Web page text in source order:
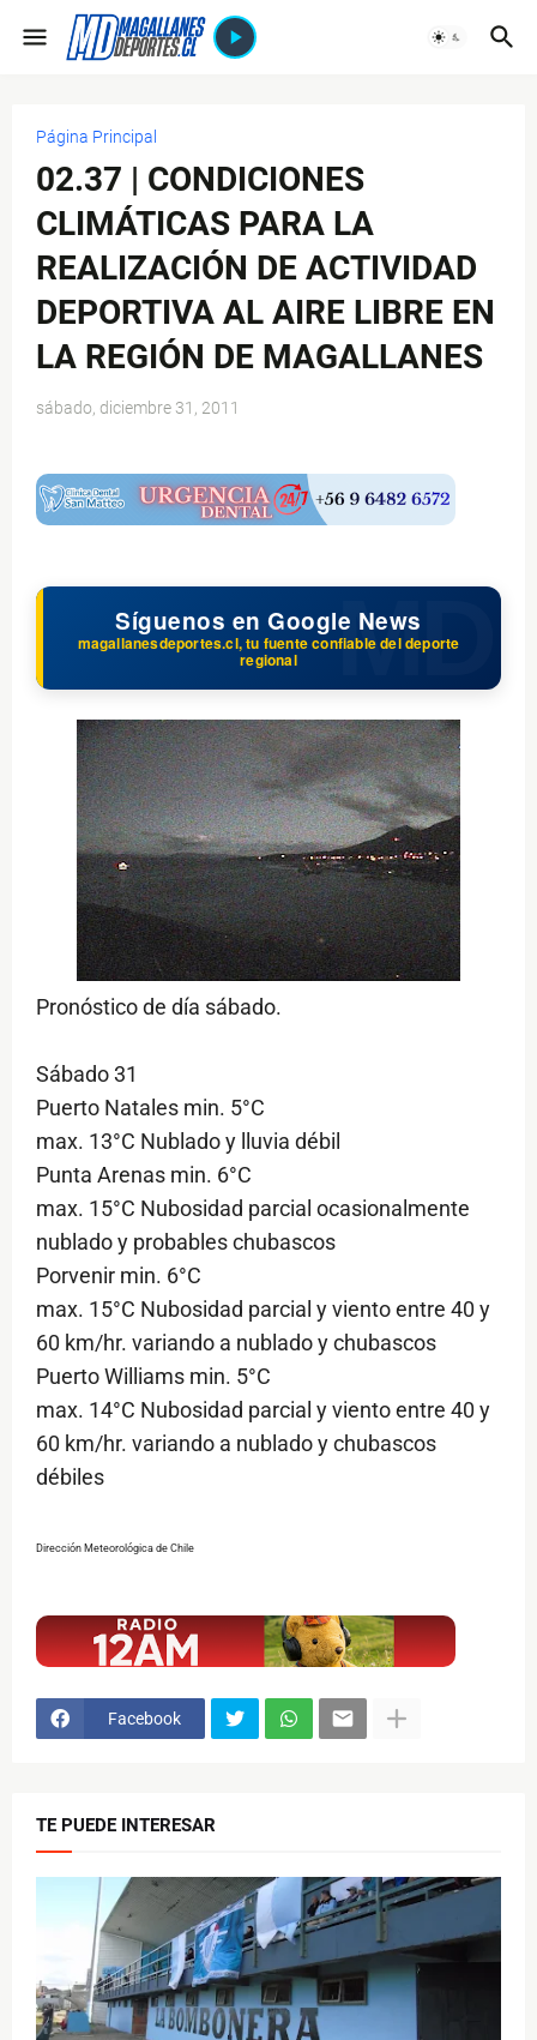
Página Principal
02.37 | CONDICIONES
CLIMÁTICAS PARA LA
REALIZACIÓN DE ACTIVIDAD
DEPORTIVA AL AIRE LIBRE EN
LA REGIÓN DE MAGALLANES
sábado, diciembre 31, 2011
Síguenos en Google News
magallanesdeportes.cl, tu fuente confiable del deporte
regional
Pronóstico de día sábado.
Sábado 31
Puerto Natales min. 5°C
max. 13°C Nublado y lluvia débil
Punta Arenas min. 6°C
max. 15°C Nubosidad parcial ocasionalmente
nublado y probables chubascos
Porvenir min. 6°C
max. 15°C Nubosidad parcial y viento entre 40 y
60 km/hr. variando a nublado y chubascos
Puerto Williams min. 5°C
max. 14°C Nubosidad parcial y viento entre 40 y
60 km/hr. variando a nublado y chubascos
débiles
Dirección Meteorológica de Chile
Facebook
TE PUEDE INTERESAR